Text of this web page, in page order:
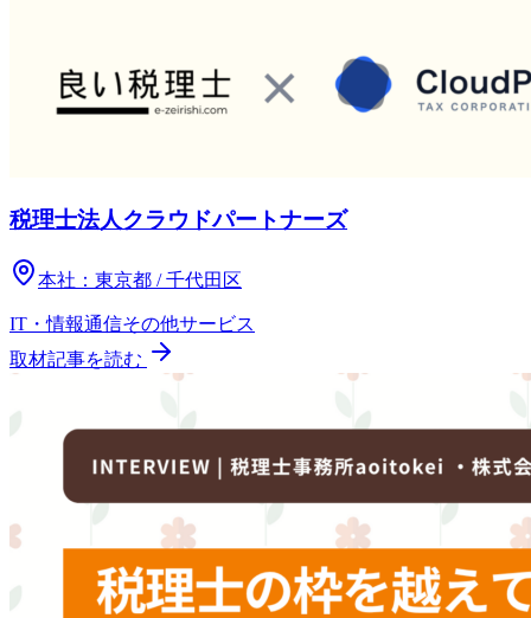
税理士法人クラウドパートナーズ
本社： 東京都 / 千代田区
IT・情報通信その他サービス
取材記事を読む